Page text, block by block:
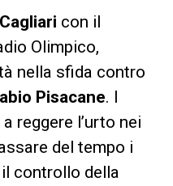
Cagliari con il
Olimpico,
nella sfida contro
Pisacane. I
reggere l’urto nei
del tempo i
controllo della